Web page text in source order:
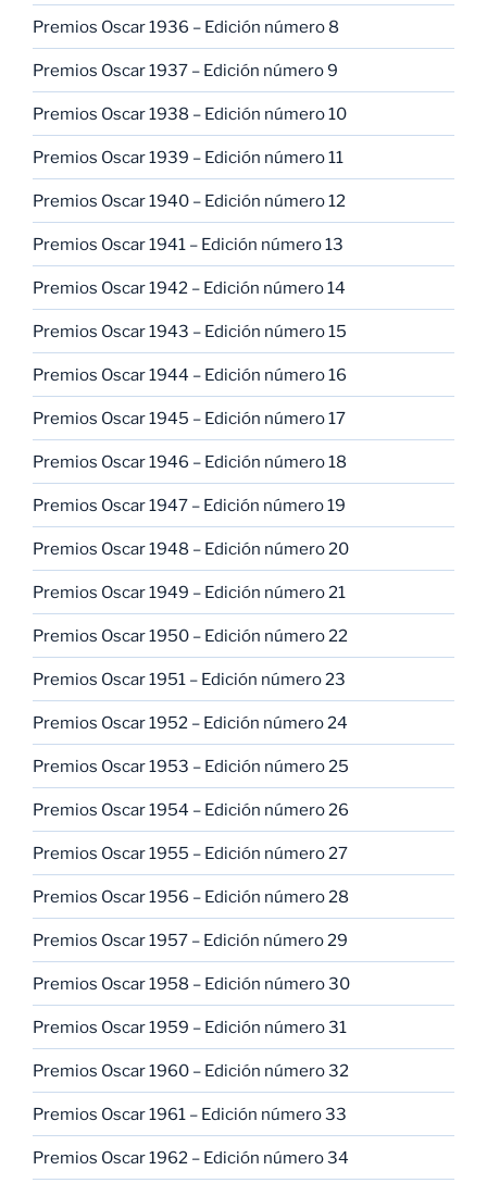
Premios Oscar 1936 – Edición número 8
Premios Oscar 1937 – Edición número 9
Premios Oscar 1938 – Edición número 10
Premios Oscar 1939 – Edición número 11
Premios Oscar 1940 – Edición número 12
Premios Oscar 1941 – Edición número 13
Premios Oscar 1942 – Edición número 14
Premios Oscar 1943 – Edición número 15
Premios Oscar 1944 – Edición número 16
Premios Oscar 1945 – Edición número 17
Premios Oscar 1946 – Edición número 18
Premios Oscar 1947 – Edición número 19
Premios Oscar 1948 – Edición número 20
Premios Oscar 1949 – Edición número 21
Premios Oscar 1950 – Edición número 22
Premios Oscar 1951 – Edición número 23
Premios Oscar 1952 – Edición número 24
Premios Oscar 1953 – Edición número 25
Premios Oscar 1954 – Edición número 26
Premios Oscar 1955 – Edición número 27
Premios Oscar 1956 – Edición número 28
Premios Oscar 1957 – Edición número 29
Premios Oscar 1958 – Edición número 30
Premios Oscar 1959 – Edición número 31
Premios Oscar 1960 – Edición número 32
Premios Oscar 1961 – Edición número 33
Premios Oscar 1962 – Edición número 34